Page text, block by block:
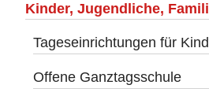
Kinder, Jugendliche,
Tageseinrichtungen für
Offene Ganztagsschule